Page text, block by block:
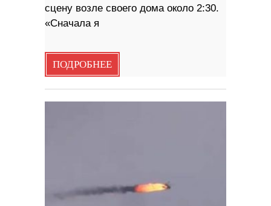
сцену возле своего дома около 2:30.
«Сначала я
ПОДРОБНЕЕ